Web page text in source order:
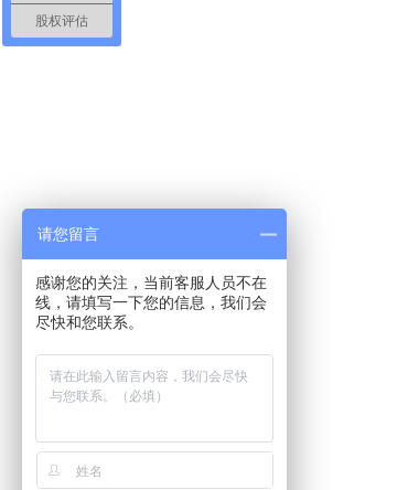
股权评估
请您留言
感谢您的关注，当前客服人员不在
线，请填写一下您的信息，我们会
尽快和您联系。